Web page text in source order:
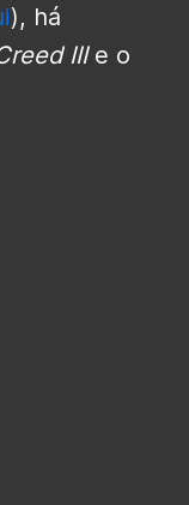
), há
IIIe o